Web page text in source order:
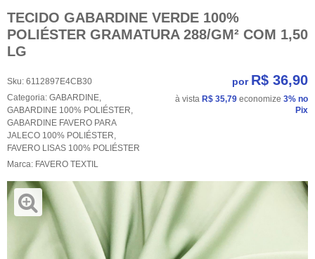
TECIDO GABARDINE VERDE 100%
POLIÉSTER GRAMATURA 288/GM² COM 1,50
LG
Sku: 6112897E4CB30
Categoria: GABARDINE,
GABARDINE 100% POLIÉSTER,
GABARDINE FAVERO PARA
JALECO 100% POLIÉSTER,
FAVERO LISAS 100% POLIÉSTER
Marca: FAVERO TEXTIL
por R$ 36,90
à vista R$ 35,79 economize 3% no
Pix